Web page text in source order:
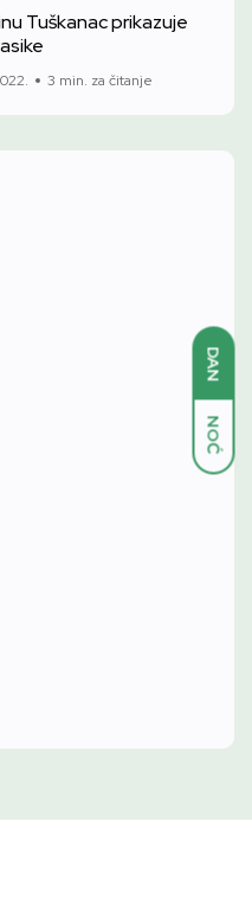
DAN
NOĆ
Tuškanac prikazuje
3 min. za čitanje